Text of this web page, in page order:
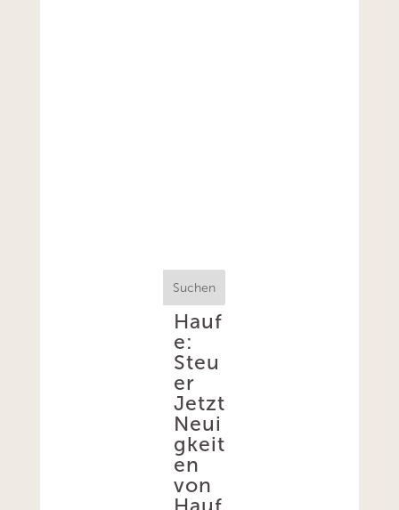
Suchen
Hauf
e:
Steu
er
Jetzt
Neui
gkeit
en
von